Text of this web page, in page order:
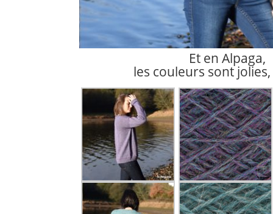
Et en Alpaga,
les couleurs sont